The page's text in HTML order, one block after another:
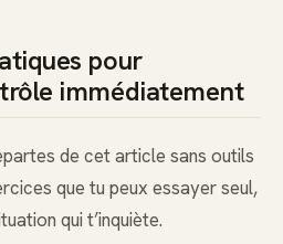
pour
immédiatement
de cet article sans outils
que tu peux essayer seul,
qui t’inquiète.